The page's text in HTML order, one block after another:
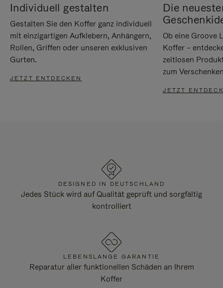
Individuell gestalten
Gestalten Sie den Koffer ganz individuell
mit einzigartigen Aufklebern, Anhängern,
Rollen, Griffen oder unseren exklusiven
Gurten.
JETZT ENTDECKEN
Die
Ob eine Groove
Koffer –
zeitlosen
zum
JETZT
DESIGNED IN DEUTSCHLAND
Jedes Stück wird auf Qualität geprüft und sorgfältig
kontrolliert
LEBENSLANGE GARANTIE
Reparatur aller funktionellen Schäden an Ihrem
Koffer